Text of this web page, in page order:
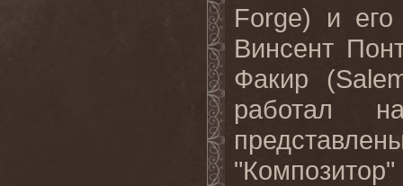
Forge) и его
Винсент
Факир (
работал
"Композитор"